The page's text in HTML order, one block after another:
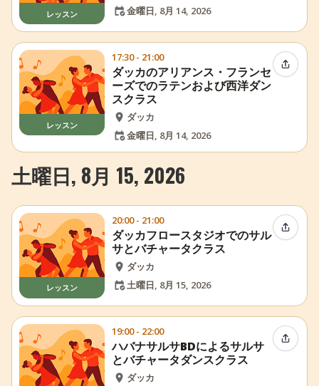
レッスン
金曜日, 8月 14, 2026
レッスン
17:30 - 21:00
ダッカのアリアンス・フランセ
ーズでのラテンおよび西洋ダン
スクラス
ダッカ
金曜日, 8月 14, 2026
イベン
土曜日, 8月 15, 2026
レッスン
20:00 - 21:00
ダッカフロースタジオでのサル
サとバチャータクラス
ダッカ
土曜日, 8月 15, 2026
イベン
19:00 - 22:00
ハバナサルサBDによるサルサ
とバチャータダンスクラス
ダッカ
イベン